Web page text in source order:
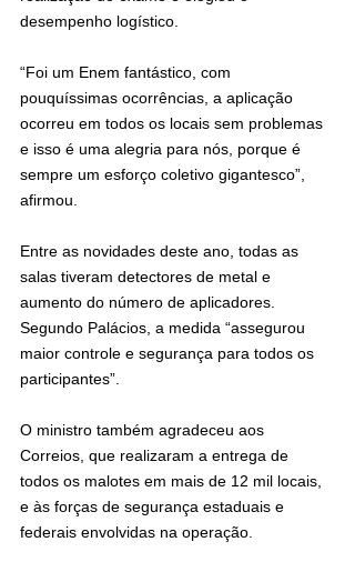
desempenho logístico.
“Foi um Enem fantástico, com
pouquíssimas ocorrências, a aplicação
ocorreu em todos os locais sem problemas
e isso é uma alegria para nós, porque é
sempre um esforço coletivo gigantesco”,
afirmou.
Entre as novidades deste ano, todas as
salas tiveram detectores de metal e
aumento do número de aplicadores.
Segundo Palácios, a medida “assegurou
maior controle e segurança para todos os
participantes”.
O ministro também agradeceu aos
Correios, que realizaram a entrega de
todos os malotes em mais de 12 mil locais,
e às forças de segurança estaduais e
federais envolvidas na operação.